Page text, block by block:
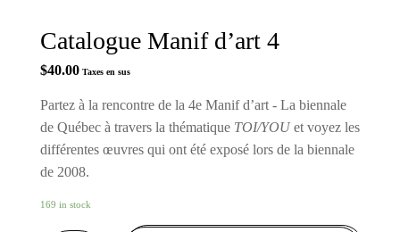
Catalogue Manif d’art 4
$40.00 Taxes en sus
Partez à la rencontre de la 4e Manif d’art - La biennale
de Québec à travers la thématique TOI/YOUet voyez les
différentes œuvres qui ont été exposé lors de la biennale
de 2008.
169 in stock